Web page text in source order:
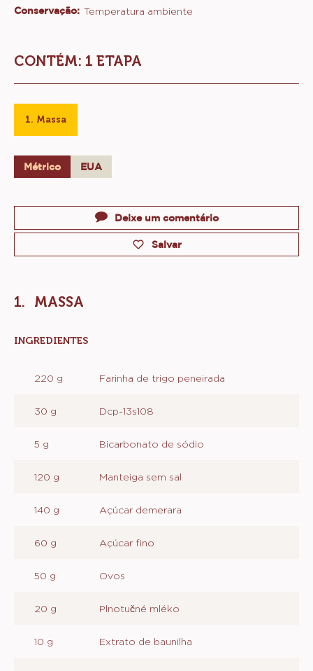
Conservação: Temperatura ambiente
CONTÉM: 1 ETAPA
Massa
Métrico EUA
Deixe um comentário
Salvar
MASSA
INGREDIENTES
220 g Farinha de trigo peneirada
30 g Dcp-13s108
5 g Bicarbonato de sódio
120 g Manteiga sem sal
140 g Açúcar demerara
60 g Açúcar fino
50 g Ovos
20 g Plnotučné mléko
10 g Extrato de baunilha